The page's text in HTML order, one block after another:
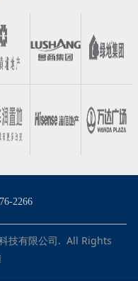
2266
技有限公司. All Rights